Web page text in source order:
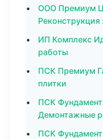
ООО Премиум
Реконструкция
ИП Комплекс
работы
ПСК Премиум
плитки
ПСК
Демонтажные
ПСК